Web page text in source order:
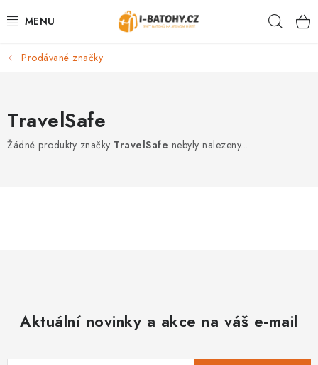
na
VÝPRODEJ %
PODLE AKTIVITY
ZNAČKY
Prodávané značky
TravelSafe
Žádné produkty značky TravelSafe nebyly nalezeny...
Aktuální novinky a akce na váš e-mail